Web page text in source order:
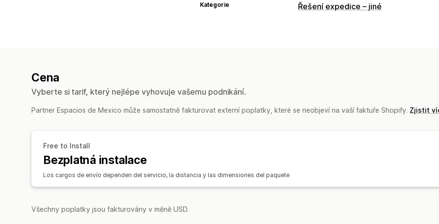
Kategorie Řešení expedice – jiné
Cena
Vyberte si tarif, který nejlépe vyhovuje vašemu podnikání.
Partner Espacios de Mexico může samostatně fakturovat externí poplatky, které se neobjeví na vaší faktuře Shopify. Zjistit
Free to Install
Bezplatná instalace
Los cargos de envío dependen del servicio, la distancia y las dimensiones del paquete
Všechny poplatky jsou fakturovány v měně USD.